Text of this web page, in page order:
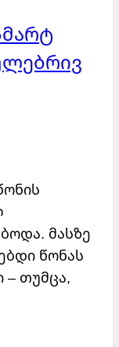
მასზე
წონას
– თუმცა,